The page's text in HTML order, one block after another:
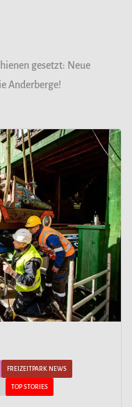
gesetzt: Neue
Anderberge!
FREIZEITPARK NEWS
TOP STORIES